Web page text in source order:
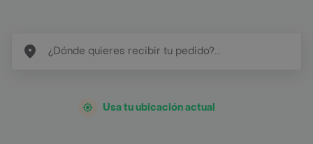
Usa tu ubicación actual